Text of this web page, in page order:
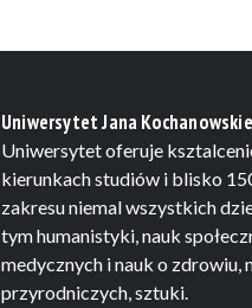
Uniwersytet Jana
Uniwersytet oferuje
kierunkach studiów i blisko
zakresu niemal wszystkich
tym humanistyki, nauk
medycznych i nauk o zdrowiu,
przyrodniczych, sztuki.